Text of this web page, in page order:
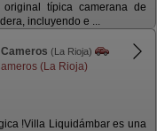
típica camerana de
incluyendo e ...
(La Rioja)
(La Rioja)
!Villa Liquidámbar es una